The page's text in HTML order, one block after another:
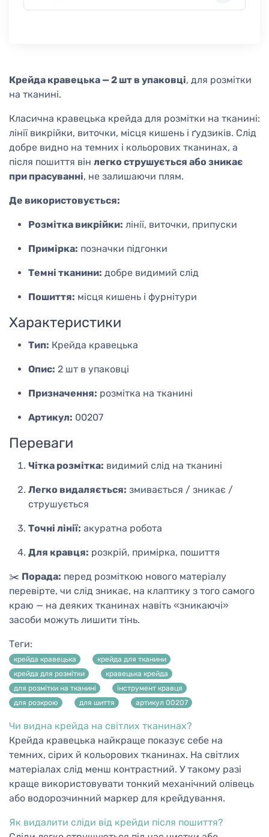
Крейда кравецька — 2 шт в упаковці, для розмітки
на тканині.
Класична кравецька крейда для розмітки на тканині:
лінії викрійки, виточки, місця кишень і ґудзиків. Слід
добре видно на темних і кольорових тканинах, а
після пошиття він легко струшується або зникає
при прасуванні, не залишаючи плям.
Де використовується:
Розмітка викрійки: лінії, виточки, припуски
Примірка: позначки підгонки
Темні тканини: добре видимий слід
Пошиття: місця кишень і фурнітури
Характеристики
Тип: Крейда кравецька
Опис: 2 шт в упаковці
Призначення: розмітка на тканині
Артикул: 00207
Переваги
Чітка розмітка: видимий слід на тканині
Легко видаляється: змивається / зникає /
струшується
Точні лінії: акуратна робота
Для кравця: розкрій, примірка, пошиття
✂️ Порада: перед розміткою нового матеріалу
перевірте, чи слід зникає, на клаптику з того самого
краю — на деяких тканинах навіть «зникаючі»
засоби можуть лишити тінь.
Теги:
крейда кравецька
крейда для тканини
крейда для розмітки
кравецька крейда
для розмітки на тканині
інструмент кравця
для розкрою
для шиття артикул 00207
Чи видна крейда на світлих тканинах?
Крейда кравецька найкраще показує себе на
темних, сірих й кольорових тканинах. На світлих
матеріалах слід менш контрастний. У такому разі
краще використовувати тонкий механічний олівець
або водорозчинний маркер для крейдування.
Як видалити сліди від крейди після пошиття?